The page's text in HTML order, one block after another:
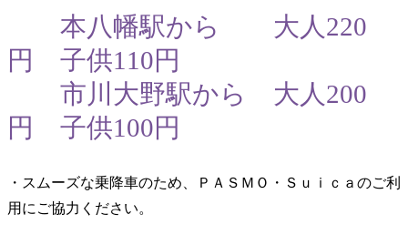
本八幡駅から 大人220
円 子供110円
市川大野駅から 大人200
円 子供100円
・スムーズな乗降車のため、ＰＡＳＭＯ・Ｓｕｉｃａのご利
用にご協力ください。